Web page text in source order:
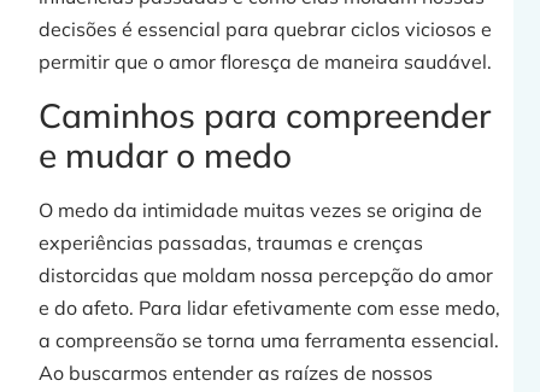
decisões é essencial para quebrar ciclos viciosos e
permitir que o amor floresça de maneira saudável.
Caminhos para compreender
e mudar o medo
O medo da intimidade muitas vezes se origina de
experiências passadas, traumas e crenças
distorcidas que moldam nossa percepção do amor
e do afeto. Para lidar efetivamente com esse medo,
a compreensão se torna uma ferramenta essencial.
Ao buscarmos entender as raízes de nossos